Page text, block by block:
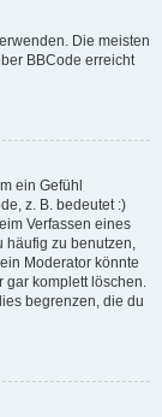
Die meisten
BBCode erreicht
ein Gefühl
z. B. bedeutet :)
Verfassen eines
häufig zu benutzen,
Moderator könnte
gar komplett löschen.
begrenzen, die du